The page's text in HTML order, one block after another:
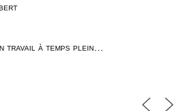
travail à temps plein…